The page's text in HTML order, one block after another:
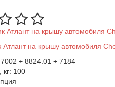
Атлант на крышу автомобиля
7002 + 8824.01 + 7184
кг: 100